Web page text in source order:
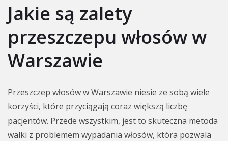
Jakie są zalety
przeszczepu włosów w
Warszawie
Przeszczep włosów w Warszawie niesie ze sobą wiele
korzyści, które przyciągają coraz większą liczbę
pacjentów. Przede wszystkim, jest to skuteczna metoda
walki z problemem wypadania włosów, która pozwala